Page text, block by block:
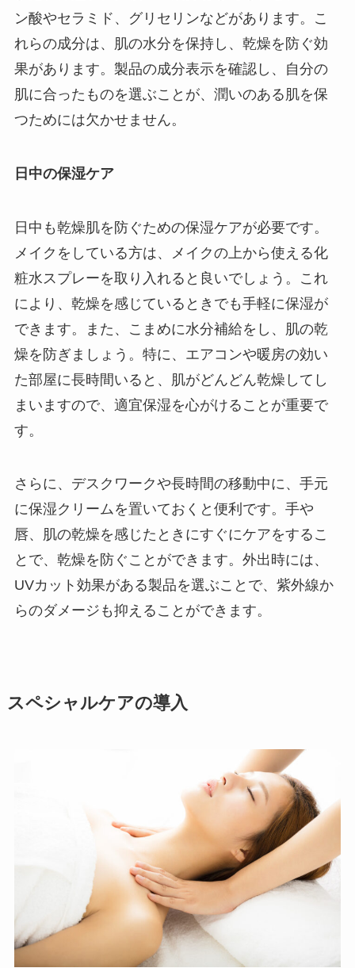
ン酸やセラミド、グリセリンなどがあります。こ
れらの成分は、肌の水分を保持し、乾燥を防ぐ効
果があります。製品の成分表示を確認し、自分の
肌に合ったものを選ぶことが、潤いのある肌を保
つためには欠かせません。
日中の保湿ケア
日中も乾燥肌を防ぐための保湿ケアが必要です。
メイクをしている方は、メイクの上から使える化
粧水スプレーを取り入れると良いでしょう。これ
により、乾燥を感じているときでも手軽に保湿が
できます。また、こまめに水分補給をし、肌の乾
燥を防ぎましょう。特に、エアコンや暖房の効い
た部屋に長時間いると、肌がどんどん乾燥してし
まいますので、適宜保湿を心がけることが重要で
す。
さらに、デスクワークや長時間の移動中に、手元
に保湿クリームを置いておくと便利です。手や
唇、肌の乾燥を感じたときにすぐにケアをするこ
とで、乾燥を防ぐことができます。外出時には、
UVカット効果がある製品を選ぶことで、紫外線か
らのダメージも抑えることができます。
スペシャルケアの導入